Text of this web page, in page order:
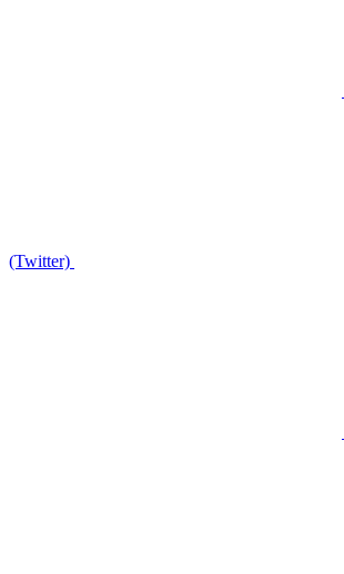
(Twitter)